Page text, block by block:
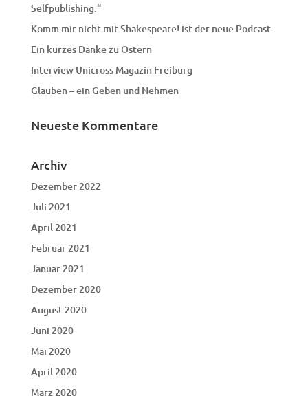
Selfpublishing.“
Komm mir nicht mit Shakespeare! ist der neue Podcast
Ein kurzes Danke zu Ostern
Interview Unicross Magazin Freiburg
Glauben – ein Geben und Nehmen
Neueste Kommentare
Archiv
Dezember 2022
Juli 2021
April 2021
Februar 2021
Januar 2021
Dezember 2020
August 2020
Juni 2020
Mai 2020
April 2020
März 2020